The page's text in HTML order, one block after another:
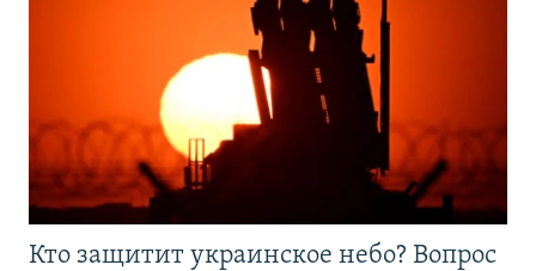
Кто защитит украинское небо? Вопрос